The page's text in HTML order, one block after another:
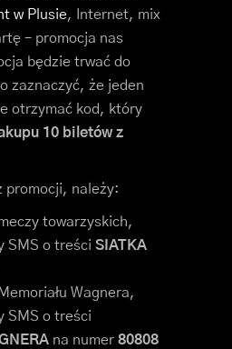
w Plusie, Internet, mix
– promocja nas
będzie trwać do
zaznaczyć, że jeden
otrzymać kod, który
10 biletów z
promocji, należy:
towarzyskich,
SMS o treści SIATKA
Wagnera,
SMS o treści
na numer 80808